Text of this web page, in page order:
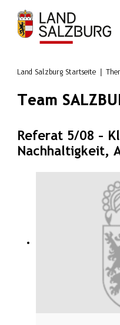
Zum Hauptinhalt springen
Land Salzburg Startseite
Team
Referat 5/08 –
Nachhaltigkeit,
Liste der